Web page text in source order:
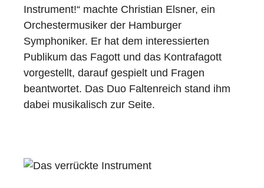
Instrument!“ machte Christian Elsner, ein
Orchestermusiker der Hamburger
Symphoniker. Er hat dem interessierten
Publikum das Fagott und das Kontrafagott
vorgestellt, darauf gespielt und Fragen
beantwortet. Das Duo Faltenreich stand ihm
dabei musikalisch zur Seite.